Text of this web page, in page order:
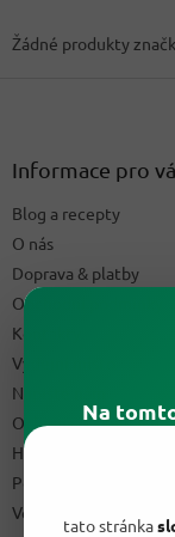
Na
tato stránka
Žádné produkty
Informace pro
Blog a recepty
O nás
Doprava & platby
Obchodní podmínky
Kontakty
Výdejní místo
Napište nám
Ochrana osobních
Hodnocení obchodu
Podmínky uplatnění
Velkoobchod